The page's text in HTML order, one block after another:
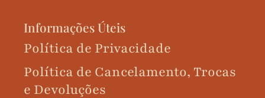
Informações Úteis
Política de Privacidade
Política de Cancelamento, Trocas
e Devoluções